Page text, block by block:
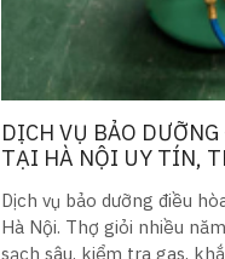
DỊCH VỤ BẢO
TẠI HÀ NỘI UY TÍN,
Dịch vụ bảo dưỡng điều
Hà Nội. Thợ giỏi nhiều
sạch sâu, kiểm tra gas,